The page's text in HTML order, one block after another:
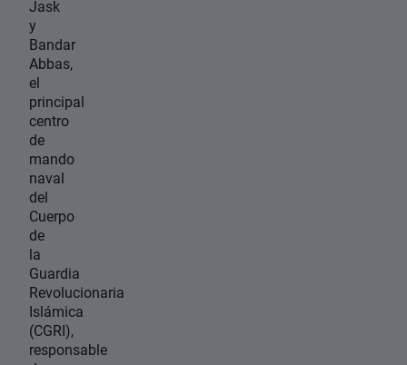
Jask
y
Bandar
Abbas,
el
principal
centro
de
mando
naval
del
Cuerpo
de
la
Guardia
Revolucionaria
Islámica
(CGRI),
responsable